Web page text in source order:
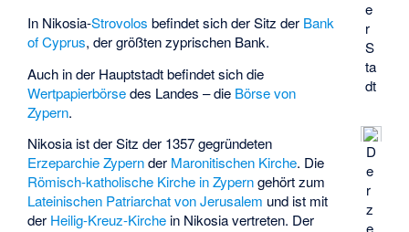
e
r
S
ta
dt
D
e
r
z
e
In Nikosia-Strovolos befindet sich der Sitz der Bank
of Cyprus, der größten zyprischen Bank.
Auch in der Hauptstadt befindet sich die
Wertpapierbörsedes Landes – die Börse von
Zypern.
Nikosia ist der Sitz der 1357 gegründeten
Erzeparchie Zypernder Maronitischen Kirche. Die
Römisch-katholische Kirche in Zyperngehört zum
Lateinischen Patriarchat von Jerusalem und ist mit
der Heilig-Kreuz-Kirche in Nikosia vertreten. Der